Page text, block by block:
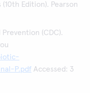
Edition). Pearson
(CDC).
P.pdf Accessed: 3